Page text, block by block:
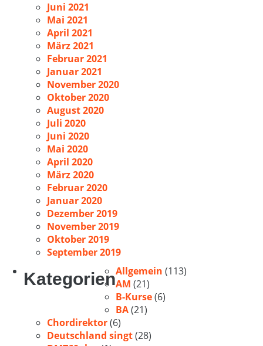
Juni 2021
Mai 2021
April 2021
März 2021
Februar 2021
Januar 2021
November 2020
Oktober 2020
August 2020
Juli 2020
Juni 2020
Mai 2020
April 2020
März 2020
Februar 2020
Januar 2020
Dezember 2019
November 2019
Oktober 2019
September 2019
KategorienAllgemein (113)
AM (21)
B-Kurse(6)
BA(21)
Chordirektor(6)
Deutschland singt(28)